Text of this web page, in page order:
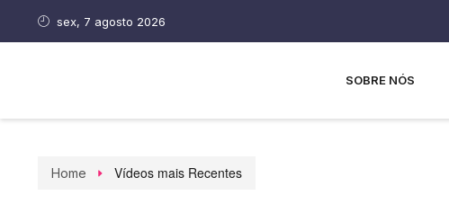
sex, 7 agosto 2026
SOBRE NÓS
Home Vídeos mais Recentes